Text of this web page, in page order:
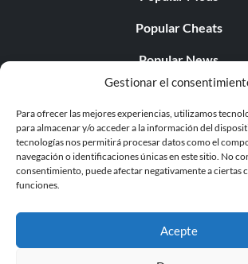
Gestionar el
Para ofrecer las mejores experiencias, utilizamos
para almacenar y/o acceder a la información del
tecnologías nos permitirá procesar datos como el
navegación o identificaciones únicas en este sitio. No
consentimiento, puede afectar negativamente a ciertas
funciones.
Acepte
Popular Cheats
Popular News
Popular Editorials
Popular Free Games
LATEST UPDATES